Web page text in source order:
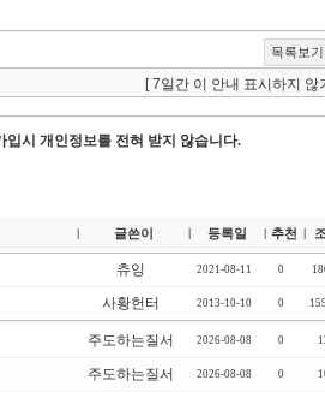
목록보기
[ 7일간 이 안내 표시하지 않
시 개인정보를 전혀 받지 않습니다.
글쓴이 등록일 추천
츄잉 2021-08-11 0
사황헌터 2013-10-10 0
주도하는질서 2026-08-08 0
주도하는질서 2026-08-08 0